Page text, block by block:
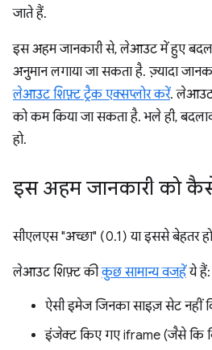
जाते हैं.
इस अहम जानकारी से, लेआउट में हुए
अनुमान लगाया जा सकता है. ज़्यादा
लेआउट शिफ़्ट ट्रैक एक्सप्लोर करें. लेआउट
को कम किया जा सकता है. भले ही,
हो.
इस अहम जानकारी को
सीएलएस "अच्छा" (0.1) या इससे बेहतर
लेआउट शिफ़्ट कीकुछ सामान्य वजहेंये हैं:
ऐसी इमेज जिनका साइज़ सेट नहीं
इंजेक्ट किए गए iframe (जैसे कि